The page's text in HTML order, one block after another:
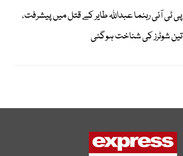
پی ٹی آئی رہنما عبداللہ طایر کے قتل میں پیشرفت،
تین شوٹرز کی شناخت ہوگئی